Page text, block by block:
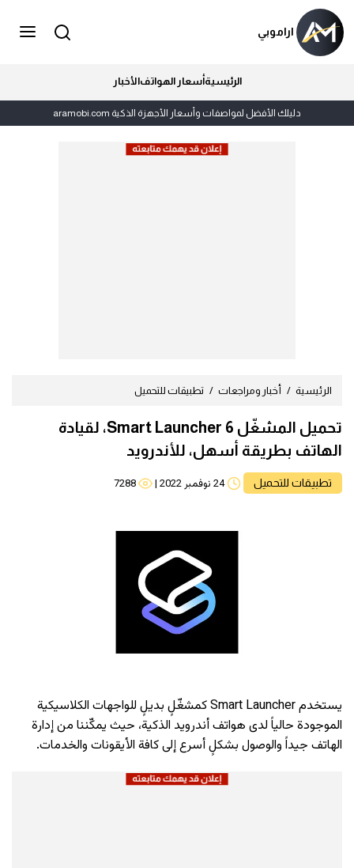
اراموبي
الرئيسيةأسعار الهواتفالأخبار
دليلك الأفضل لمواصفات وأسعار الأجهزة الذكية aramobi.com
الرئيسية أخبار ومراجعات تطبيقات للتحميل
تحميل المشغّل 6 Smart Launcher، لقيادة
الهاتف بطريقة أسهل، للأندرويد
تطبيقات للتحميل 24 نوفمبر 2022 |
7288
يستخدم Smart Launcher كمشغّلٍ بديلٍ للواجهات الكلاسيكية
الموجودة حالياً لدى هواتف أندرويد الذكية، حيث يمكّننا من إدارة
الهاتف جيداً والوصول بشكلٍ أسرع إلى كافة الأيقونات والخدمات.